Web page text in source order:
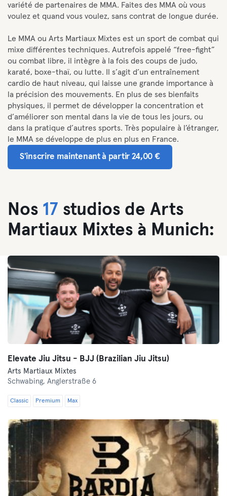
variété de partenaires de MMA. Faites des MMA où vous
voulez et quand vous voulez, sans contrat de longue durée.
Le MMA ou Arts Martiaux Mixtes est un sport de combat qui
mixe différentes techniques. Autrefois appelé “free-fight”
ou combat libre, il intègre à la fois des coups de judo,
karaté, boxe-thaï, ou lutte. Il s’agit d’un entraînement
cardio de haut niveau, qui laisse une grande importance à
la précision des mouvements. En plus de ses bienfaits
physiques, il permet de développer la concentration et
d’améliorer son mental dans la vie de tous les jours, ou
dans la pratique d’autres sports. Très populaire à l’étranger,
le MMA se développe de plus en plus en France.
S'inscrire maintenant à partir 24,00 €
Nos 17 studios de Arts
Martiaux Mixtes à Munich:
Elevate Jiu Jitsu - BJJ (Brazilian Jiu Jitsu)
Arts Martiaux Mixtes
Schwabing, Anglerstraße 6
Classic Premium Max